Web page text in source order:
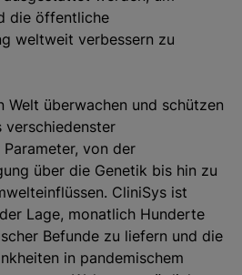
die öffentliche
weltweit verbessern zu
Welt überwachen und schützen
verschiedenster
von der
über die Genetik bis hin zu
CliniSys ist
Lage, monatlich Hunderte
Befunde zu liefern und die
in pandemischem